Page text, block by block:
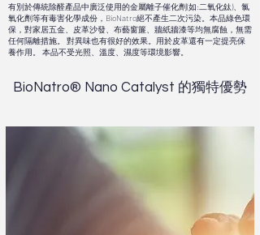
有別於傳統除醛產品中廣泛使用的金屬離子催化劑(如:二氧化鈦)、氯
氧化劑等有毒害化學成份，BioNatro絕不產生二次污染。本品綠色環
保，對家居五金、皮革沙發、布藝窗簾、牆紙牆漆等均無腐蝕，無需
任何隔離措施。 對異味也有很好的效果。用於皮革還有一定提亮保
養作用。 本品不受光照、溫度、濕度等環境影響。
BioNatro® Nano Catalyst 的獨特優勢